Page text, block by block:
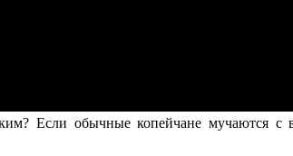
Если обычные копейчане мучаются